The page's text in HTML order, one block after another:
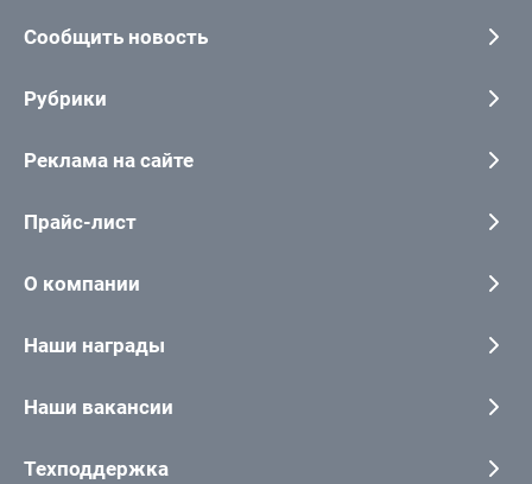
Сообщить новость
Рубрики
Реклама на сайте
Прайс-лист
О компании
Наши награды
Наши вакансии
Техподдержка